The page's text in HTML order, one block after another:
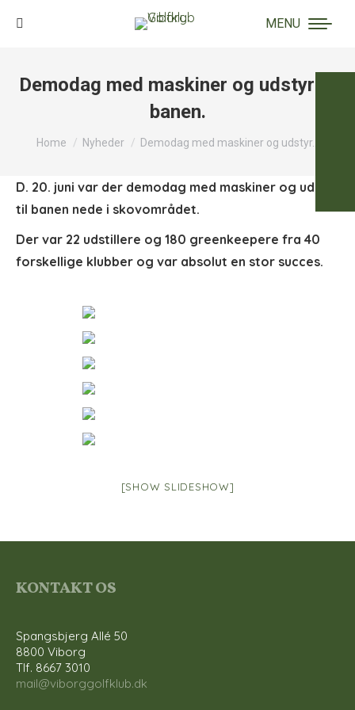
MENU
Search:
Demodag med maskiner og udstyr til
banen.
You are here:
Home Nyheder Demodag med maskiner og udstyr…
D. 20. juni var der demodag med maskiner og udstyr
til banen nede i skovområdet.
Der var 22 udstillere og 180 greenkeepere fra 40
forskellige klubber og var absolut en stor succes.
[SHOW SLIDESHOW]
KONTAKT OS
Spangsbjerg Allé 50
8800 Viborg
Tlf. 8667 3010
mail@viborggolfklub.dk